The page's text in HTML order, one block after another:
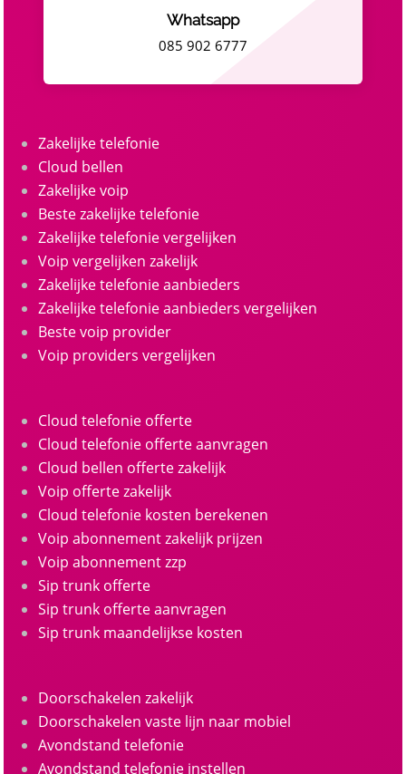
Whatsapp
085 902 6777
Zakelijke telefonie
Cloud bellen
Zakelijke voip
Beste zakelijke telefonie
Zakelijke telefonie vergelijken
Voip vergelijken zakelijk
Zakelijke telefonie aanbieders
Zakelijke telefonie aanbieders vergelijken
Beste voip provider
Voip providers vergelijken
Cloud telefonie offerte
Cloud telefonie offerte aanvragen
Cloud bellen offerte zakelijk
Voip offerte zakelijk
Cloud telefonie kosten berekenen
Voip abonnement zakelijk prijzen
Voip abonnement zzp
Sip trunk offerte
Sip trunk offerte aanvragen
Sip trunk maandelijkse kosten
Doorschakelen zakelijk
Doorschakelen vaste lijn naar mobiel
Avondstand telefonie
Avondstand telefonie instellen